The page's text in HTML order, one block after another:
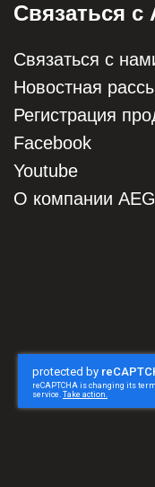
Связаться с
Связаться с
Новостная
Регистрация
Facebook
Youtube
О компании AEG